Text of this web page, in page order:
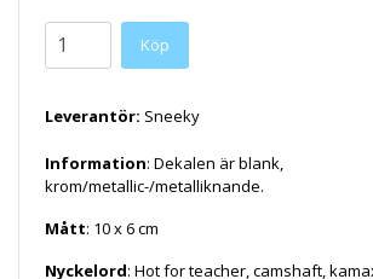
Köp
Leverantör: Sneeky
Information: Dekalen är blank,
krom/metallic-/metalliknande.
Mått: 10 x 6 cm
Nyckelord: Hot for teacher, camshaft,